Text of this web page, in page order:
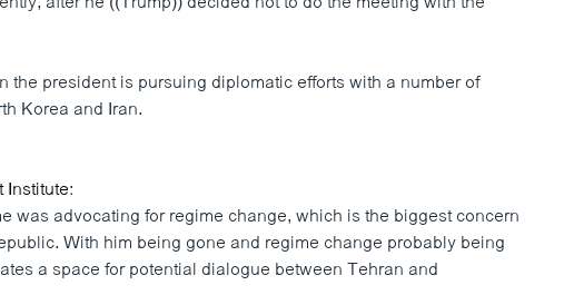
the president is pursuing diplomatic efforts with a number of
Korea and Iran.
:
was advocating for regime change, which is the biggest concern
With him being gone and regime change probably being
a space for potential dialogue between Tehran and